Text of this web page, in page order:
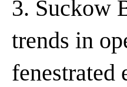
3. Suckow
trends in
fenestrated